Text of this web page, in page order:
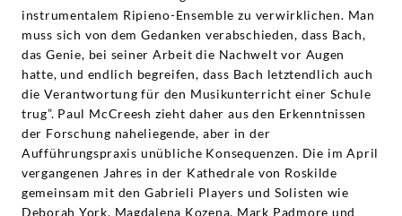
instrumentalem Ripieno-Ensemble zu verwirklichen. Man
muss sich von dem Gedanken verabschieden, dass Bach,
das Genie, bei seiner Arbeit die Nachwelt vor Augen
hatte, und endlich begreifen, dass Bach letztendlich auch
die Verantwortung für den Musikunterricht einer Schule
trug”. Paul McCreesh zieht daher aus den Erkenntnissen
der Forschung naheliegende, aber in der
Aufführungspraxis unübliche Konsequenzen. Die im April
vergangenen Jahres in der Kathedrale von Roskilde
gemeinsam mit den Gabrieli Players und Solisten wie
Deborah York, Magdalena Kozena, Mark Padmore und